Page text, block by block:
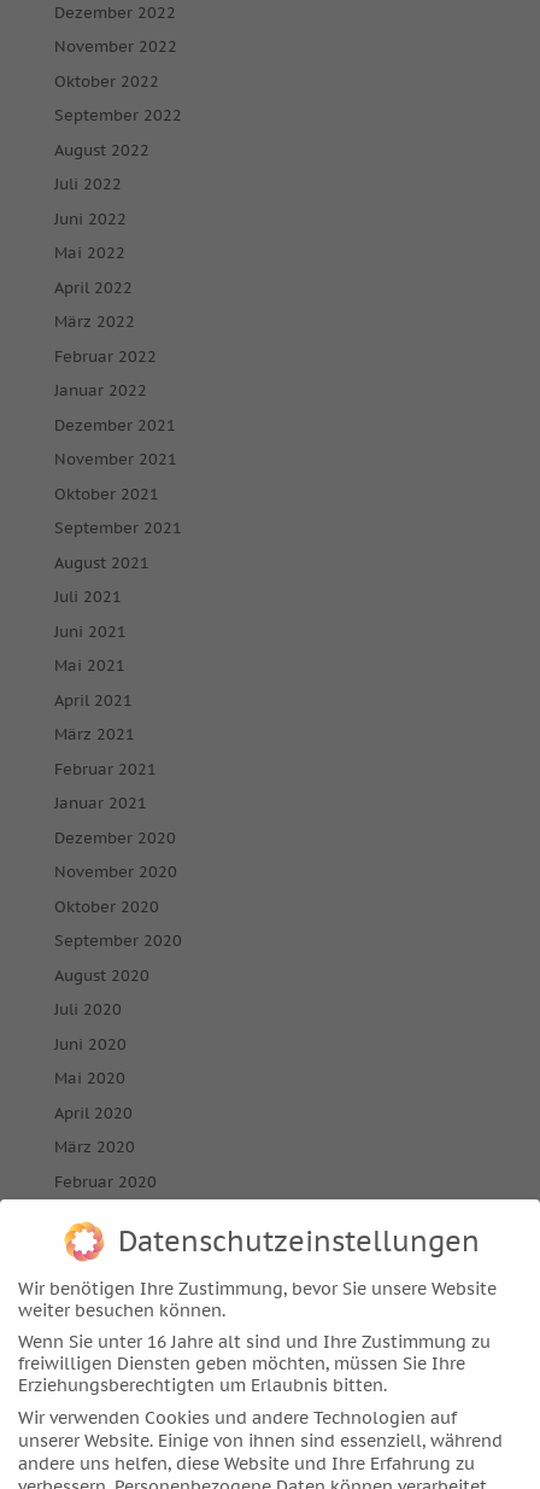
Dezember 2022
November 2022
Oktober 2022
September 2022
August 2022
Juli 2022
Juni 2022
Mai 2022
April 2022
März 2022
Februar 2022
Januar 2022
Dezember 2021
November 2021
Oktober 2021
September 2021
August 2021
Juli 2021
Juni 2021
Mai 2021
April 2021
März 2021
Februar 2021
Januar 2021
Dezember 2020
November 2020
Oktober 2020
September 2020
August 2020
Juli 2020
Juni 2020
Mai 2020
April 2020
März 2020
Februar 2020
Dezember 2019
November 2019
Oktober 2019
September 2019
August 2019
Juli 2019
Juni 2019
Datenschutzeinstellungen
Wir benötigen Ihre Zustimmung, bevor Sie unsere Website
weiter besuchen können.
Wenn Sie unter 16 Jahre alt sind und Ihre Zustimmung zu
freiwilligen Diensten geben möchten, müssen Sie Ihre
Erziehungsberechtigten um Erlaubnis bitten.
Wir verwenden Cookies und andere Technologien auf
unserer Website. Einige von ihnen sind essenziell, während
andere uns helfen, diese Website und Ihre Erfahrung zu